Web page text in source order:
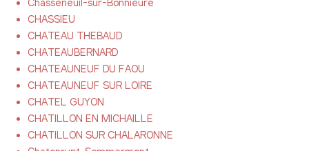
CHASSIEU
CHATEAU THEBAUD
CHATEAUBERNARD
CHATEAUNEUF DU FAOU
CHATEAUNEUF SUR LOIRE
CHATEL GUYON
CHATILLON EN MICHAILLE
CHATILLON SUR CHALARONNE